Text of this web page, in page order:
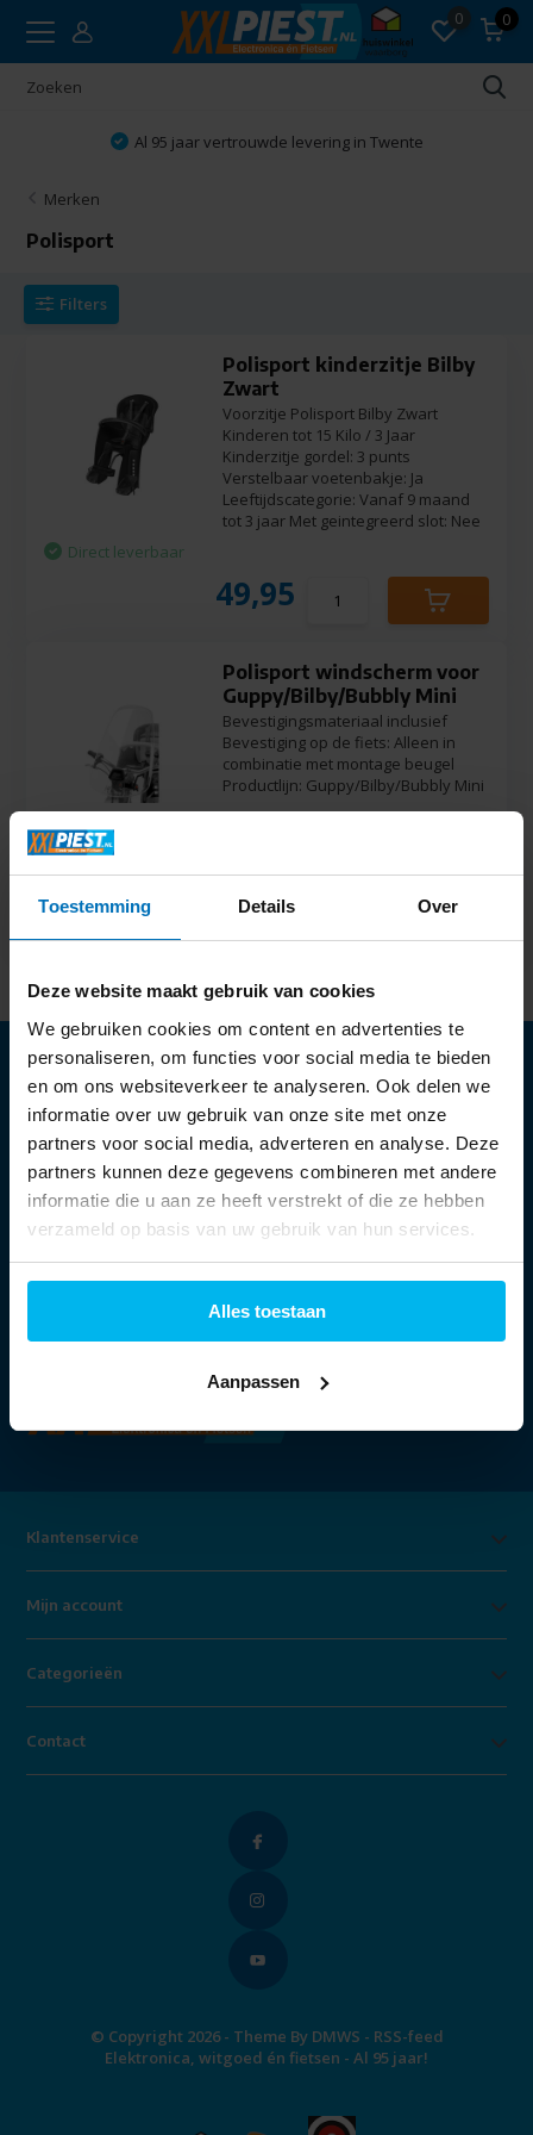
Toestemming Details Over
Deze website maakt gebruik van cookies
We gebruiken cookies om content en advertenties te
personaliseren, om functies voor social media te bieden
en om ons websiteverkeer te analyseren. Ook delen we
informatie over uw gebruik van onze site met onze
partners voor social media, adverteren en analyse. Deze
partners kunnen deze gegevens combineren met andere
informatie die u aan ze heeft verstrekt of die ze hebben
verzameld op basis van uw gebruik van hun services.
Alles toestaan
Aanpassen
0 0
Al 95 jaar vertrouwde levering in Twente
Merken
Polisport
Filters
Polisport kinderzitje Bilby
Zwart
Voorzitje Polisport Bilby Zwart
Kinderen tot 15 Kilo / 3 Jaar
Kinderzitje gordel: 3 punts
Verstelbaar voetenbakje: Ja
Leeftijdscategorie: Vanaf 9 maand
tot 3 jaar Met geintegreerd slot: Nee
Direct leverbaar
49,95
Polisport windscherm voor
Guppy/Bilby/Bubbly Mini
Bevestigingsmateriaal inclusief
Bevestiging op de fiets: Alleen in
combinatie met montage beugel
Productlijn: Guppy/Bilby/Bubbly Mini
Direct leverbaar
46,95
Openingstijden:
Ma:
13:30 - 18:00 uur
Di t/m vr:09:30 - 18:00 uur
09:00 - 17:00 uur
Klantenservice
Mijn account
Categorieën
Contact
© Copyright 2026 - Theme By DMWS - RSS-feed
Elektronica, witgoed én fietsen - Al 95 jaar!